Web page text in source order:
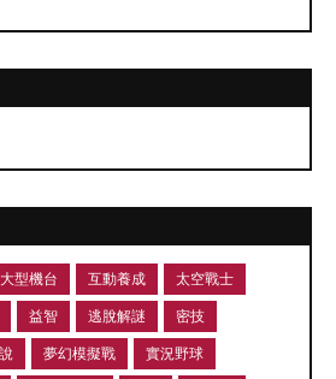
大型機台 互動養成 太空戰士
益智 逃脫解謎 密技
夢幻模擬戰 實況野球